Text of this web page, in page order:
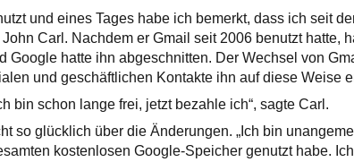
und eines Tages habe ich bemerkt, dass ich seit
Carl. Nachdem er Gmail seit 2006 benutzt hatte,
Google hatte ihn abgeschnitten. Der Wechsel von
und geschäftlichen Kontakte ihn auf diese Weise
bin schon lange frei, jetzt bezahle ich“, sagte Carl.
so glücklich über die Änderungen. „Ich bin
kostenlosen Google-Speicher genutzt habe.